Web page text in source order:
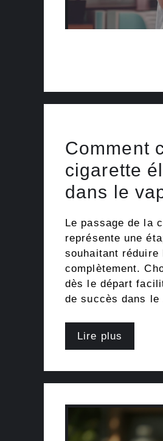
Comment
cigarette
dans le
Le passage de la
représente une
souhaitant réduire
complètement.
dès le départ
de succès dans
Lire plus